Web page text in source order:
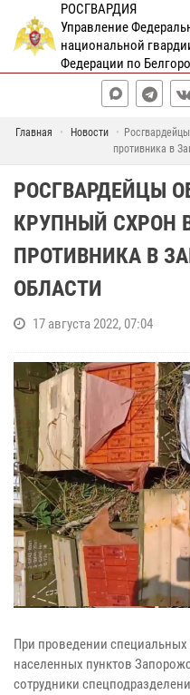
РОСГВАРДИЯ
Управление
национальной
Федерации по
Главная Новости
противника в
РОСГВАРДЕЙЦЫ
КРУПНЫЙ СХРОН
ПРОТИВНИКА В
ОБЛАСТИ
17 августа 2022, 07:04
При проведении
населенных пунктов
сотрудники